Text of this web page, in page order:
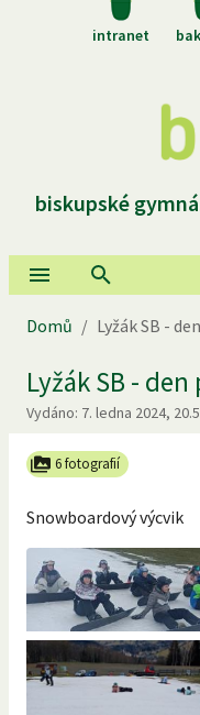
intranet
biskupské
Domů / Lyžák SB -
Lyžák SB -
Vydáno: 7. ledna 2024,
6 fotografií
Snowboardový výcvik